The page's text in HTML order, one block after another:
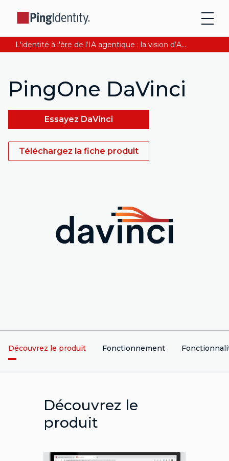
L'identité à l'ère de l'IA agentique : la vision d’Andre Durand sur la confiance numérique
PingOne DaVinci
Essayez DaVinci
Téléchargez la fiche produit
Découvrez le produit Fonctionnement
Découvrez le
produit